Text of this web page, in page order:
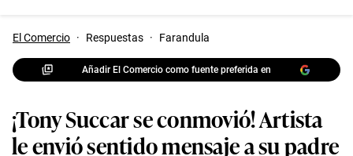
El Comercio · Respuestas · Farandula
Añadir El Comercio como fuente preferida en
¡Tony Succar se conmovió! Artista
le envió sentido mensaje a su padre